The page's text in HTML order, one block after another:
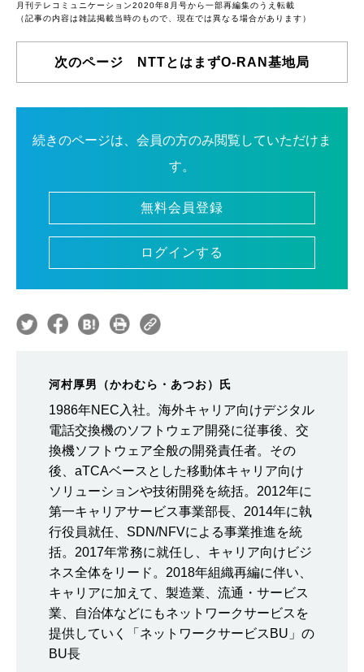
月刊テレコミュニケーション2020年8月号から一部再編集のうえ転載
（記事の内容は雑誌掲載当時のもので、現在では異なる場合があります）
次のページ NTTとはまずO-RAN基地局
続きのページは、会員の方のみ閲覧していただけま
す。
無料会員登録
ログインする
河村厚男（かわむら・あつお）氏
1986年NEC入社。海外キャリア向けデジタル
電話交換機のソフトウェア開発に従事後、交
換機ソフトウェア全般の開発責任者。その
後、aTCAベースとした移動体キャリア向け
ソリューションや技術開発を統括。2012年に
第一キャリアサービス事業部長、2014年に執
行役員就任、SDN/NFVによる事業推進を統
括。2017年常務に就任し、キャリア向けビジ
ネス全体をリード。2018年組織再編に伴い、
キャリアに加えて、製造業、流通・サービス
業、自治体などにもネットワークサービスを
提供していく「ネットワークサービスBU」の
BU長